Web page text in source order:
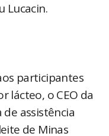
Lucacin.
participantes
lácteo, o CEO da
assistência
de Minas